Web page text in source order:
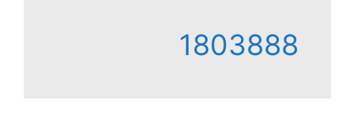
1803888